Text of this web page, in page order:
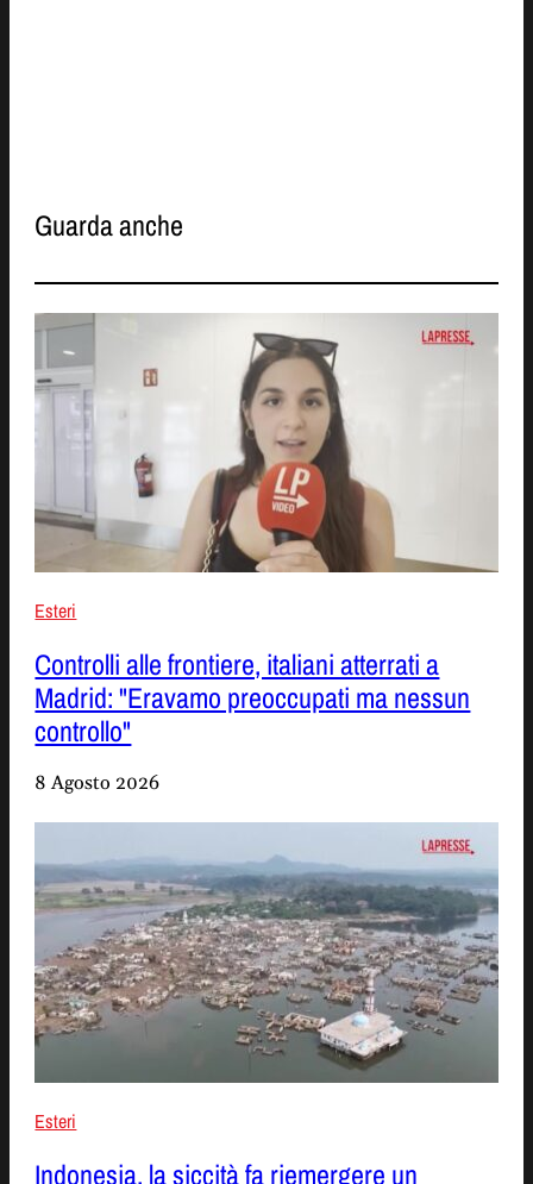
Guarda anche
Esteri
Controlli alle frontiere, italiani atterrati a
Madrid: "Eravamo preoccupati ma nessun
controllo"
8 Agosto 2026
Esteri
Indonesia, la siccità fa riemergere un